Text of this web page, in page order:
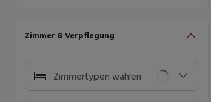
Zimmer & Verpflegung
Zimmertypen wählen